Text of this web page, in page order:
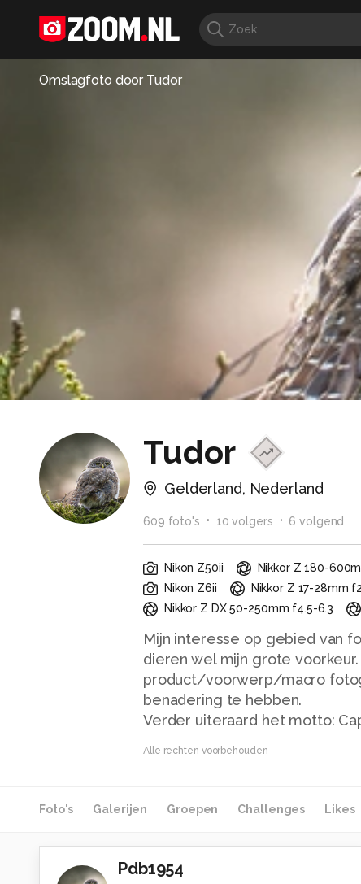
Omslagfoto door Tudor
Tudor
Gelderland, Nederland
609 foto's 10 volgers 6 volgend
Nikon Z50ii Nikkor Z 180-
Nikon Z6ii
Nikkor Z 17-28mm
Nikkor Z DX 50-250mm f4.5-6.3
Mijn interesse op gebied van
dieren wel mijn grote
product/voorwerp/macro
benadering te hebben.
Alle rechten voorbehouden
Foto's Galerijen Groepen Challenges Likes
Pdb1954